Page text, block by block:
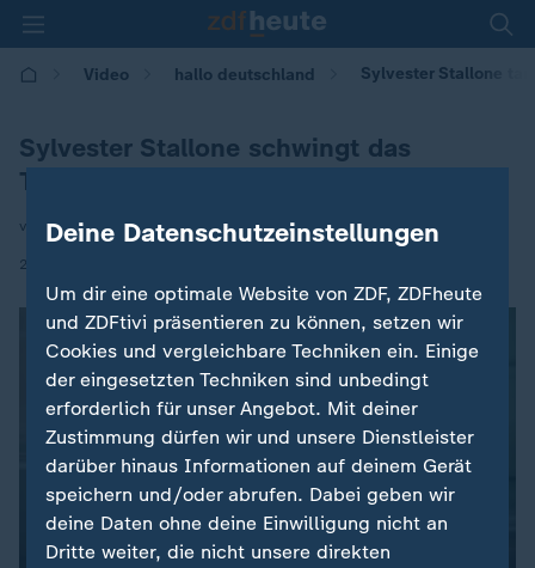
Video hallo deutschland Sylvester Stallone
Sylvester Stallone schwingt das
Tanzbein
von Markus Rosendahl
22.10.2024 | 17:10
Deine Datenschutzeinstellungen
Um dir eine optimale Website von ZDF, ZDFheute
und ZDFtivi präsentieren zu können, setzen wir
Cookies und vergleichbare Techniken ein. Einige
der eingesetzten Techniken sind unbedingt
erforderlich für unser Angebot. Mit deiner
Zustimmung dürfen wir und unsere Dienstleister
darüber hinaus Informationen auf deinem Gerät
speichern und/oder abrufen. Dabei geben wir
deine Daten ohne deine Einwilligung nicht an
Dritte weiter, die nicht unsere direkten